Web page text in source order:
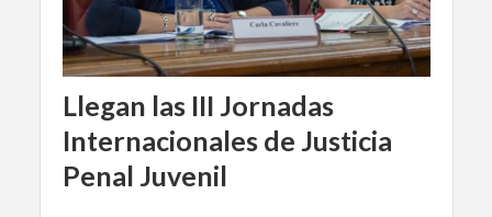
Llegan las III Jornadas
Internacionales de Justicia
Penal Juvenil